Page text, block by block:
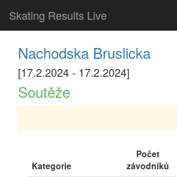
Skating Results Live
Nachodska Bruslicka
[17.2.2024 - 17.2.2024]
Soutěže
Kategorie
Počet
závodníků